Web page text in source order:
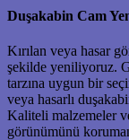
Duşakabin Cam
Kırılan veya hasar
şekilde yeniliyoruz.
tarzına uygun bir
veya hasarlı
Kaliteli malzemeler
görünümünü